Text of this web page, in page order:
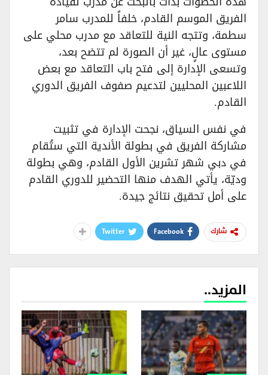
الفريق الموسم القادم، خلفاً للمدرب سامر
سطمة، وتتجه النية للتعاقد مع مدرب محلي على
مستوى عالٍ، غير أن الصورة لم تتضح بعد،
وتسعى الإدارة إلى فتح باب التعاقد مع بعض
اللاعبين المحليين لتدعيم صفوف الفريق الدوري
القادم.
في نفس السياق، نجحت الإدارة في تثبيت
مشاركة الفريق في بطولة الأندية التي ستُقام
في دبي شهر تشرين الأول القادم، وهي بطولة
وديّة، يأتي الهدف منها التحضير للدوري القادم
على أمل تحقيق نتائج جيدة.
شارك Facebook
Twitter
المزيد..